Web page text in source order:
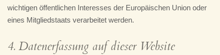
wichtigen öffentlichen Interesses der Europäischen Union oder
eines Mitgliedstaats verarbeitet werden.
4. Datenerfassung auf dieser Website